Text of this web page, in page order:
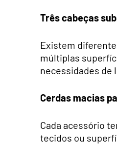
Três cabeças
Existem
múltiplas
necessidades de
Cerdas macias
Cada acessório
tecidos ou